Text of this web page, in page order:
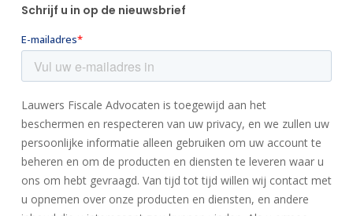
Schrijf u in op de nieuwsbrief